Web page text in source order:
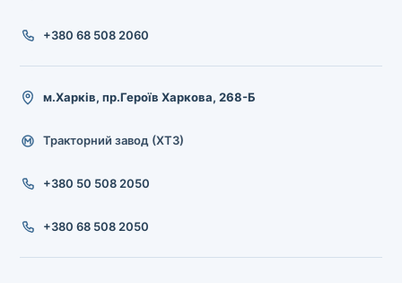
+380 68 508 2060
м.Харків, пр.Героїв Харкова, 268-Б
Тракторний завод (ХТЗ)
+380 50 508 2050
+380 68 508 2050